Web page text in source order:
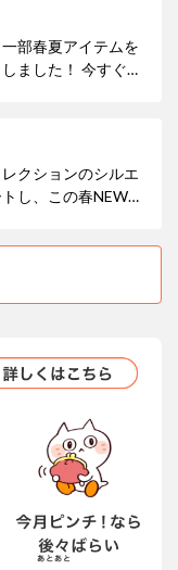
部春夏アイテムを
ました！ 今すぐ履
クションのシルエ
し、この春NEW
感もたっぷりな軽